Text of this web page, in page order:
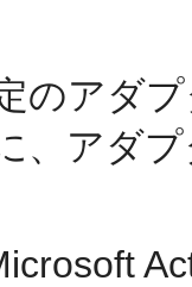
のアダ
、アダ